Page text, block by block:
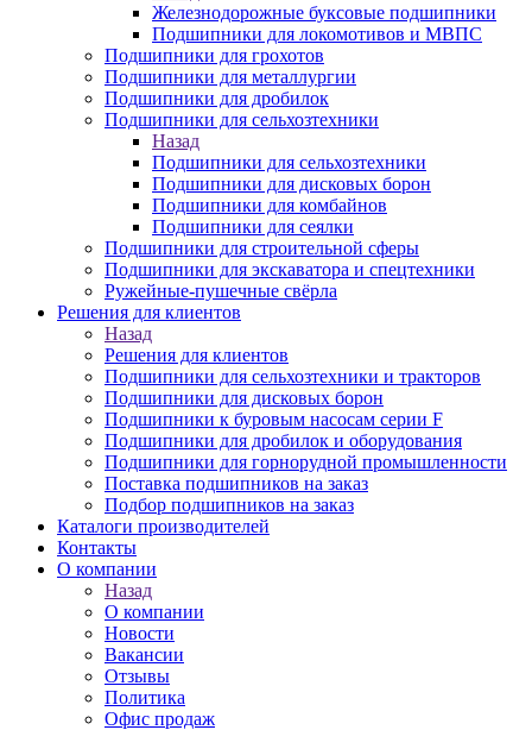
Железнодорожные буксовые подшипники
Подшипники для локомотивов и МВПС
Подшипники для грохотов
Подшипники для металлургии
Подшипники для дробилок
Подшипники для сельхозтехники
Назад
Подшипники для сельхозтехники
Подшипники для дисковых борон
Подшипники для комбайнов
Подшипники для сеялки
Подшипники для строительной сферы
Подшипники для экскаватора и спецтехники
Ружейные-пушечные свёрла
Решения для клиентов
Назад
Решения для клиентов
Подшипники для сельхозтехники и тракторов
Подшипники для дисковых борон
Подшипники к буровым насосам серии F
Подшипники для дробилок и оборудования
Подшипники для горнорудной промышленности
Поставка подшипников на заказ
Подбор подшипников на заказ
Каталоги производителей
Контакты
О компании
Назад
О компании
Новости
Вакансии
Отзывы
Политика
Офис продаж